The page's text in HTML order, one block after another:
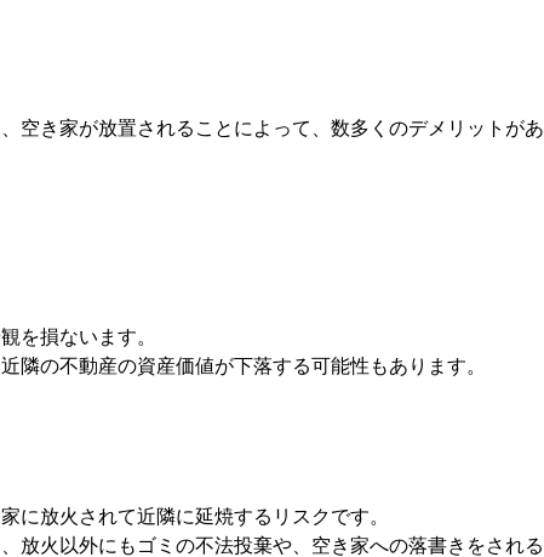
空き家が放置されることによって、数多くのデメリットがあ
を損ないます。
隣の不動産の資産価値が下落する可能性もあります。
に放火されて近隣に延焼するリスクです。
放火以外にもゴミの不法投棄や、空き家への落書きをされる